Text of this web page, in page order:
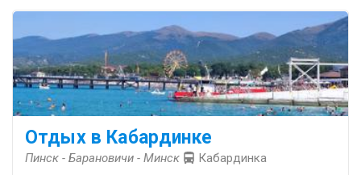
Отдых в Кабардинке
Пинск - Барановичи - Минск Кабардинка